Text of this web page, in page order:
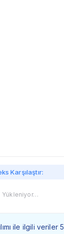
Karşılaştır:
Yükleniyor…
ile ilgili veriler 5